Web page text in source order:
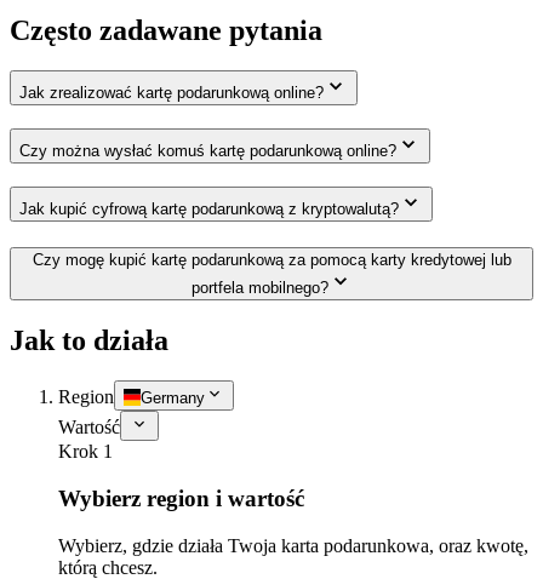
Często zadawane pytania
Jak zrealizować kartę podarunkową online?
Czy można wysłać komuś kartę podarunkową online?
Jak kupić cyfrową kartę podarunkową z kryptowalutą?
Czy mogę kupić kartę podarunkową za pomocą karty kredytowej lub
portfela mobilnego?
Jak to działa
Region Germany
Wartość
Krok 1
Wybierz region i wartość
Wybierz, gdzie działa Twoja karta podarunkowa, oraz kwotę,
którą chcesz.